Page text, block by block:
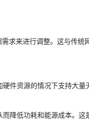
求来进行调整。这与传统
件资源的情况下支持大
降低功耗和能源成本。